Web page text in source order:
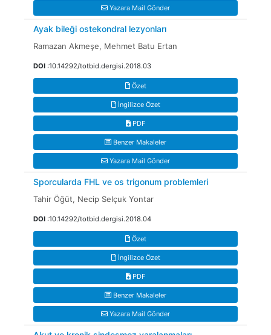
Yazara Mail Gönder
Ayak bileği ostekondral lezyonları
Ramazan Akmeşe, Mehmet Batu Ertan
DOI :10.14292/totbid.dergisi.2018.03
Özet
İngilizce Özet
PDF
Benzer Makaleler
Yazara Mail Gönder
Sporcularda FHL ve os trigonum problemleri
Tahir Öğüt, Necip Selçuk Yontar
DOI :10.14292/totbid.dergisi.2018.04
Özet
İngilizce Özet
PDF
Benzer Makaleler
Yazara Mail Gönder